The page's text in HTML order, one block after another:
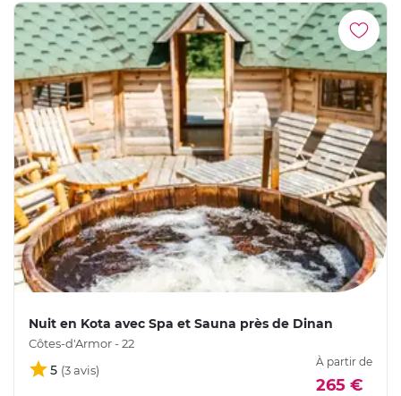
Nuit en Kota avec Spa et Sauna près de Dinan
Côtes-d'Armor - 22
5
À partir de
265 €